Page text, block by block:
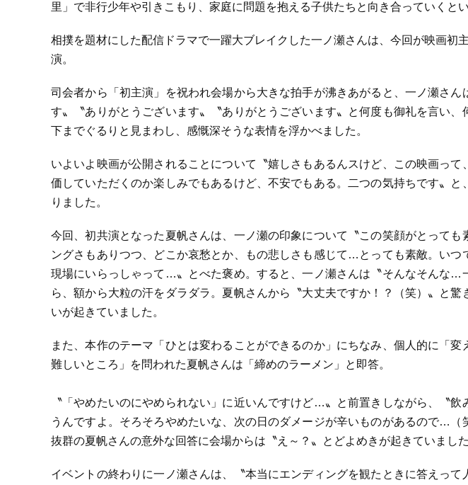
里」で非行少年や引きこもり、家庭に問題を抱える子供たちと向き合っていくと
相撲を題材にした配信ドラマで一躍大ブレイクした一ノ瀬さんは、今回が映画初主
演。
司会者から「初主演」を祝われ会場から大きな拍手が沸きあがると、一ノ瀬さん
す〟〝ありがとうございます〟〝ありがとうございます〟と何度も御礼を言い、
下までぐるりと見まわし、感慨深そうな表情を浮かべました。
いよいよ映画が公開されることについて〝嬉しさもあるんスけど、この映画っ
価していただくのか楽しみでもあるけど、不安でもある。二つの気持ちです〟
りました。
今回、初共演となった夏帆さんは、一ノ瀬の印象について〝この笑顔がとっても
ングさもありつつ、どこか哀愁とか、もの悲しさも感じて…とっても素敵。いつ
現場にいらっしゃって…〟とべた褒め。すると、一ノ瀬さんは〝そんなそんな
ら、額から大粒の汗をダラダラ。夏帆さんから〝大丈夫ですか！？（笑）〟と
いが起きていました。
また、本作のテーマ「ひとは変わることができるのか」にちなみ、個人的に「
難しいところ」を問われた夏帆さんは「締めのラーメン」と即答。
〝「やめたいのにやめられない」に近いんですけど…〟と前置きしながら、〝飲
うんですよ。そろそろやめたいな、次の日のダメージが辛いものがあるので…（
抜群の夏帆さんの意外な回答に会場からは〝え～？〟とどよめきが起きていました
イベントの終わりに一ノ瀬さんは、〝本当にエンディングを観たときに答えって